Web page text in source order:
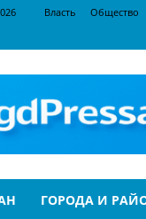
Власть Общество
ГОРОДА И